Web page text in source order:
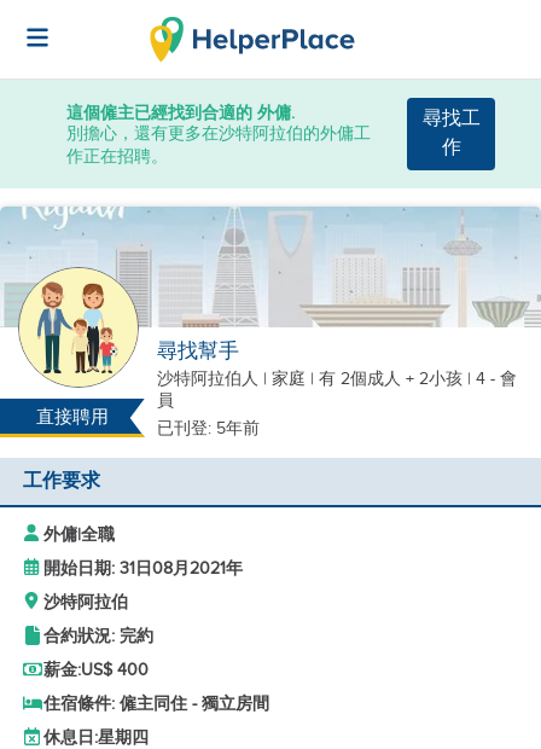
這個僱主已經找到合適的 外傭.
別擔心，還有更多在沙特阿拉伯的外傭工
作正在招聘。
尋找工
作
直接聘用
尋找幫手
沙特阿拉伯人 | 家庭 | 有 2個成人 + 2小孩 | 4 - 會
員
已刊登: 5年前
工作要求
外傭|全職
開始日期: 31日08月2021年
沙特阿拉伯
合約狀況: 完約
薪金:US$ 400
住宿條件: 僱主同住 - 獨立房間
休息日:星期四